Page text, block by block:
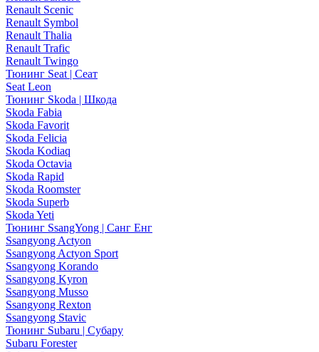
Renault Scenic
Renault Symbol
Renault Thalia
Renault Trafic
Renault Twingo
Тюнинг Seat | Сеат
Seat Leon
Тюнинг Skoda | Шкода
Skoda Fabia
Skoda Favorit
Skoda Felicia
Skoda Kodiaq
Skoda Octavia
Skoda Rapid
Skoda Roomster
Skoda Superb
Skoda Yeti
Тюнинг SsangYong | Санг Енг
Ssangyong Actyon
Ssangyong Actyon Sport
Ssangyong Korando
Ssangyong Kyron
Ssangyong Musso
Ssangyong Rexton
Ssangyong Stavic
Тюнинг Subaru | Субару
Subaru Forester